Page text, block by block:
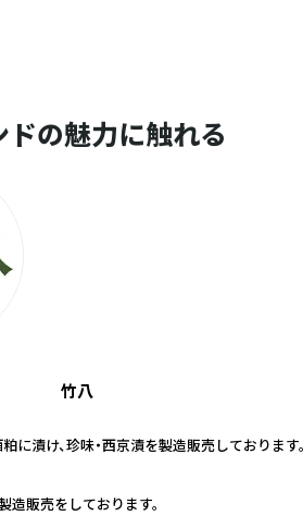
ドの魅力に触れる
竹八
に漬け、珍味・西京漬を製造販売しております
造販売をしております。